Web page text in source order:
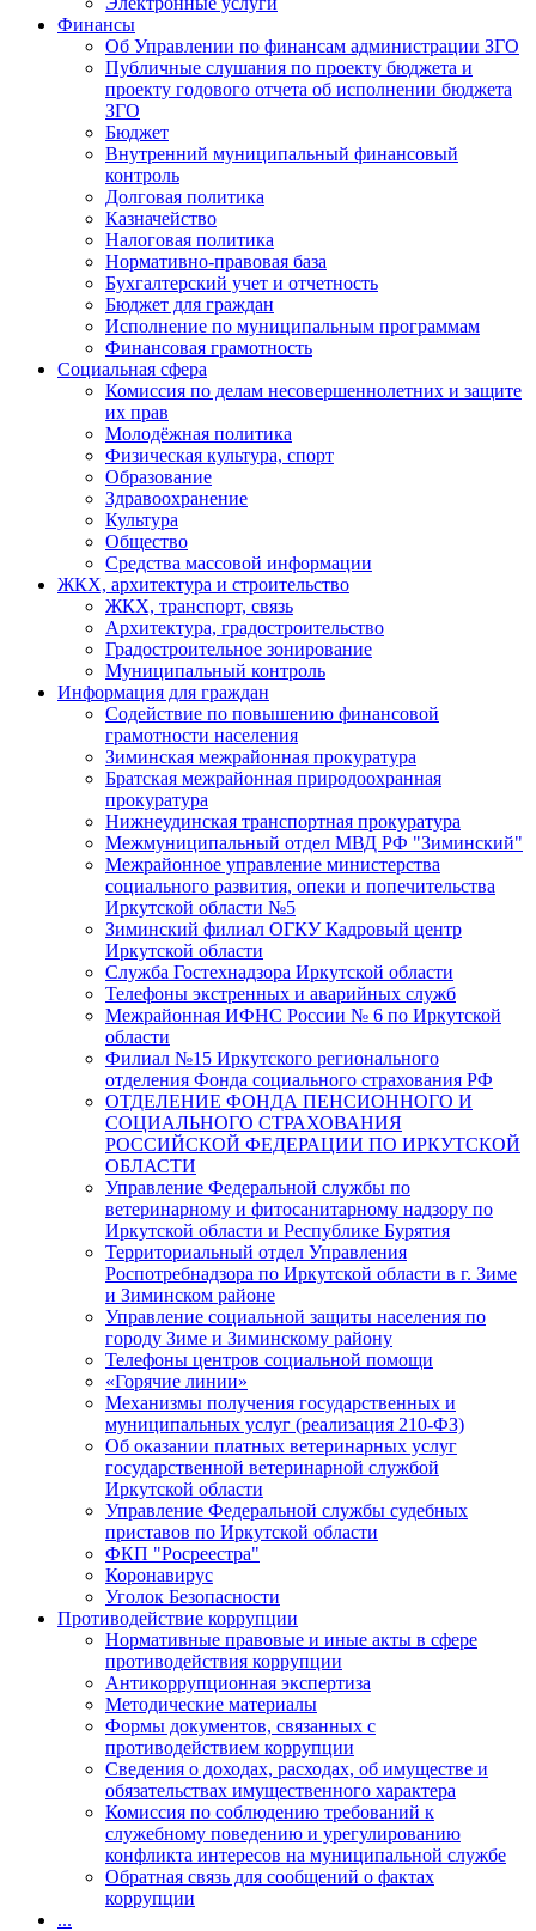
Финансы
Об Управлении по финансам администрации ЗГО
Публичные слушания по проекту бюджета и
проекту годового отчета об исполнении бюджета
ЗГО
Бюджет
Внутренний муниципальный финансовый
контроль
Долговая политика
Казначейство
Налоговая политика
Нормативно-правовая база
Бухгалтерский учет и отчетность
Бюджет для граждан
Исполнение по муниципальным программам
Финансовая грамотность
Социальная сфера
Комиссия по делам несовершеннолетних и защите
их прав
Молодёжная политика
Физическая культура, спорт
Образование
Здравоохранение
Культура
Общество
Средства массовой информации
ЖКХ, архитектура и строительство
ЖКХ, транспорт, связь
Архитектура, градостроительство
Градостроительное зонирование
Муниципальный контроль
Информация для граждан
Содействие по повышению финансовой
грамотности населения
Зиминская межрайонная прокуратура
Братская межрайонная природоохранная
прокуратура
Нижнеудинская транспортная прокуратура
Межмуниципальный отдел МВД РФ "Зиминский"
Межрайонное управление министерства
социального развития, опеки и попечительства
Иркутской области №5
Зиминский филиал ОГКУ Кадровый центр
Иркутской области
Служба Гостехнадзора Иркутской области
Телефоны экстренных и аварийных служб
Межрайонная ИФНС России № 6 по Иркутской
области
Филиал №15 Иркутского регионального
отделения Фонда социального страхования РФ
ОТДЕЛЕНИЕ ФОНДА ПЕНСИОННОГО И
СОЦИАЛЬНОГО СТРАХОВАНИЯ
РОССИЙСКОЙ ФЕДЕРАЦИИ ПО ИРКУТСКОЙ
ОБЛАСТИ
Управление Федеральной службы по
ветеринарному и фитосанитарному надзору по
Иркутской области и Республике Бурятия
Территориальный отдел Управления
Роспотребнадзора по Иркутской области в г. Зиме
и Зиминском районе
Управление социальной защиты населения по
городу Зиме и Зиминскому району
Телефоны центров социальной помощи
«Горячие линии»
Механизмы получения государственных и
муниципальных услуг (реализация 210-ФЗ)
Об оказании платных ветеринарных услуг
государственной ветеринарной службой
Иркутской области
Управление Федеральной службы судебных
приставов по Иркутской области
ФКП "Росреестра"
Коронавирус
Уголок Безопасности
Противодействие коррупции
Нормативные правовые и иные акты в сфере
противодействия коррупции
Антикоррупционная экспертиза
Методические материалы
Формы документов, связанных с
противодействием коррупции
Сведения о доходах, расходах, об имуществе и
обязательствах имущественного характера
Комиссия по соблюдению требований к
служебному поведению и урегулированию
конфликта интересов на муниципальной службе
Обратная связь для сообщений о фактах
коррупции
...